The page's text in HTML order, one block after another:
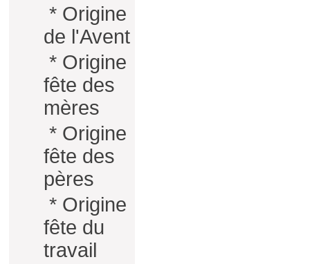
* Origine
de l'Avent
* Origine
fête des
mères
* Origine
fête des
pères
* Origine
fête du
travail